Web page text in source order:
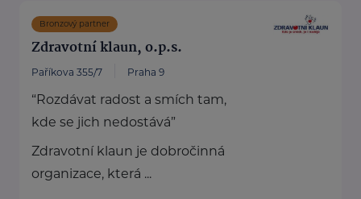
Bronzový partner
Zdravotní klaun, o.p.s.
Paříkova 355/7 Praha 9
“Rozdávat radost a smích tam,
kde se jich nedostává”
Zdravotní klaun je dobročinná
organizace, která ...